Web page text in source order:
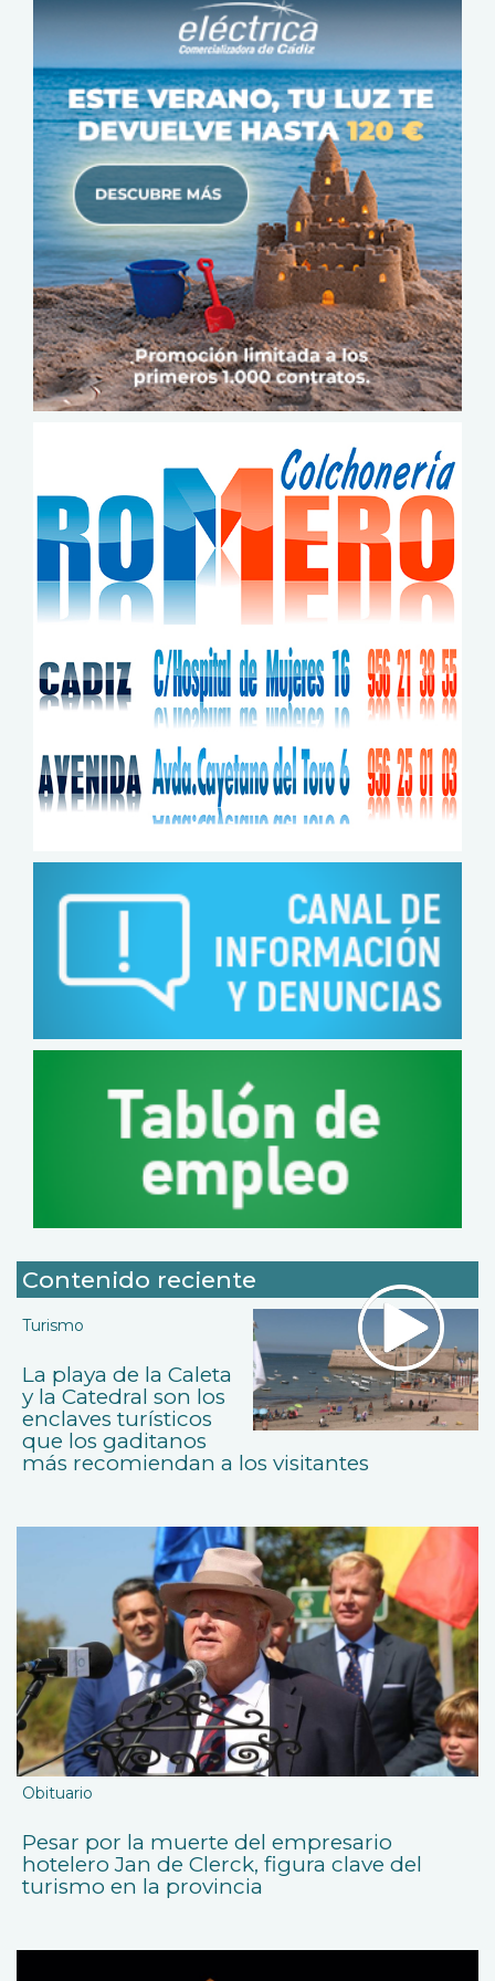
Contenido reciente
Turismo
La playa de la Caleta
y la Catedral son los
enclaves turísticos
que los gaditanos
más recomiendan a los visitantes
Obituario
Pesar por la muerte del empresario
hotelero Jan de Clerck, figura clave del
turismo en la provincia